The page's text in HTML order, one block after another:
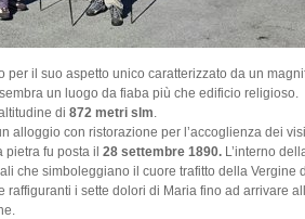
il suo aspetto unico caratterizzato da un
un luogo da fiaba più che edificio religioso.
di 872 metri slm
con ristorazione per l’accoglienza dei
pietra fu posta il 28 settembre 1890. L’interno
che simboleggiano il cuore trafitto della Vergine
i sette dolori di Maria fino ad arrivare